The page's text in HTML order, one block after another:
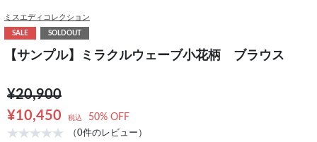
ミスエディコレクション
SALE SOLDOUT
【サンプル】ミラクルウェーブ小花柄 ブラウス
¥20,900
¥10,450
税込 50% OFF
（0件のレビュー）